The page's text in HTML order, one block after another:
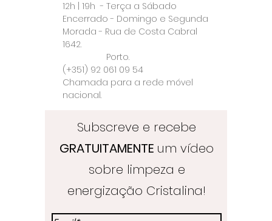
12h | 19h - Terça a Sábado
Encerrado - Domingo e Segunda
Morada - Rua de Costa Cabral
1642.
Porto.
(+351) 92 061 09 54
Chamada para a rede móvel
nacional.
Subscreve e recebe
GRATUITAMENTE um vídeo
sobre limpeza e
energização Cristalina!